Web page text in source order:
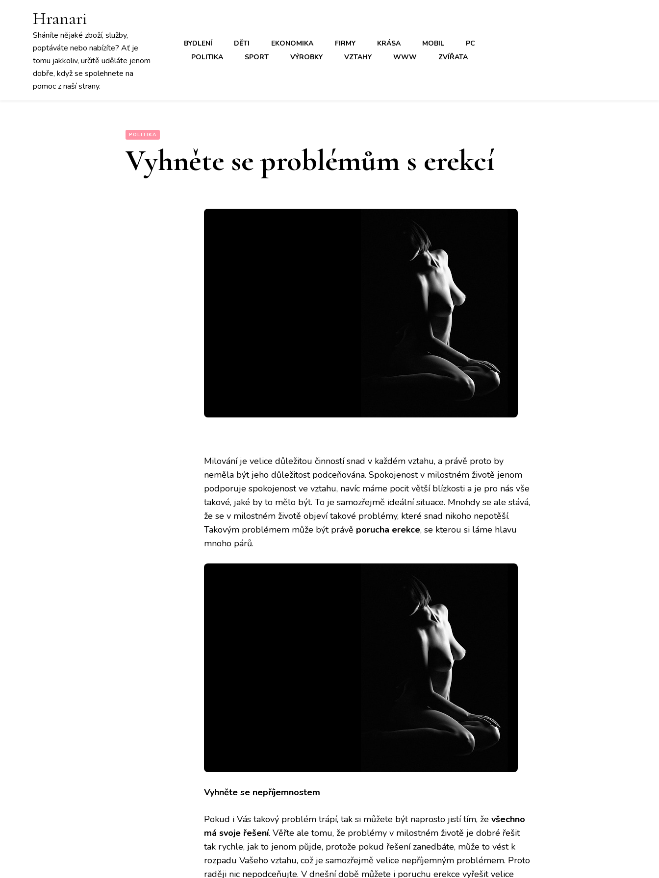
Hranari
Sháníte nějaké zboží, služby,
poptáváte nebo nabízíte? Ať je
tomu jakkoliv, určitě uděláte jenom
dobře, když se spolehnete na
pomoc z naší strany.
BYDLENÍ DĚTI EKONOMIKA FIRMY KRÁSA MOBIL
PC
POLITIKA
SPORT VÝROBKY VZTAHY WWW ZVÍŘATA
POLITIKA
Vyhněte se problémům s erekcí
Milování je velice důležitou činností snad v každém vztahu, a právě proto by
neměla být jeho důležitost podceňována. Spokojenost v milostném životě jenom
podporuje spokojenost ve vztahu, navíc máme pocit větší blízkosti a je pro nás vše
takové, jaké by to mělo být. To je samozřejmě ideální situace. Mnohdy se ale stává,
že se v milostném životě objeví takové problémy, které snad nikoho nepotěší.
Takovým problémem může být právě porucha erekce, se kterou si láme hlavu
mnoho párů.
Vyhněte se nepříjemnostem
Pokud i Vás takový problém trápí, tak si můžete být naprosto jistí tím, že všechno
má svoje řešení. Věřte ale tomu, že problémy v milostném životě je dobré řešit
tak rychle, jak to jenom půjde, protože pokud řešení zanedbáte, může to vést k
rozpadu Vašeho vztahu, což je samozřejmě velice nepříjemným problémem. Proto
raději nic nepodceňujte. V dnešní době můžete i poruchu erekce vyřešit velice